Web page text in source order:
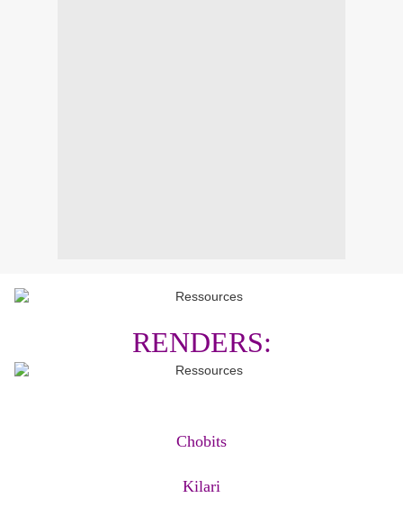
RENDERS:
Chobits
Kilari